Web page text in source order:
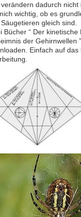
dadurch
wichtig, ob es
gleich sind.
Bücher “ Der kinetische
der Gehirnwellen
Einfach auf